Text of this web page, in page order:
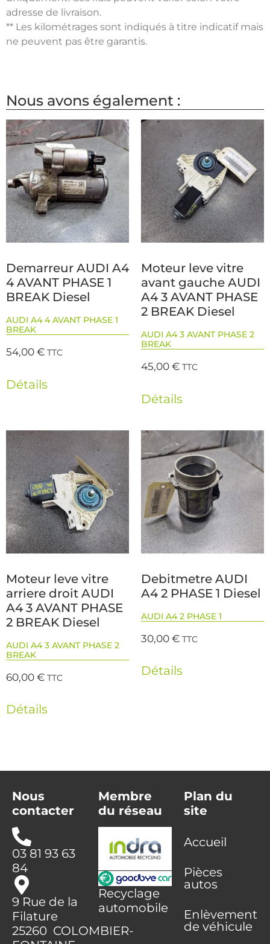
adresse de livraison.
** Les kilométrages sont indiqués à titre indicatif mais
ne peuvent pas être garantis.
Nous avons également :
Demarreur AUDI A4
4 AVANT PHASE 1
BREAK Diesel
AUDI A4 4 AVANT PHASE 1
BREAK
54,00€ TTC
Détails
Moteur leve vitre
avant gauche AUDI
A4 3 AVANT PHASE
2 BREAK Diesel
AUDI A4 3 AVANT PHASE 2
BREAK
45,00€ TTC
Détails
Moteur leve vitre
arriere droit AUDI
A4 3 AVANT PHASE
2 BREAK Diesel
AUDI A4 3 AVANT PHASE 2
BREAK
60,00€ TTC
Détails
Debitmetre AUDI
A4 2 PHASE 1 Diesel
AUDI A4 2 PHASE 1
30,00€ TTC
Détails
Nous
contacter
03 81 93 63
84
9 Rue de la
Filature
25260 COLOMBIER-
Membre
du réseau
Recyclage
automobile
Plan du
site
Accueil
Pièces
autos
Enlèvement
de véhicule